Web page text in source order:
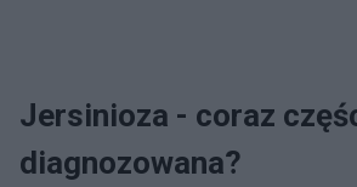
Jersinioza - coraz
diagnozowana?